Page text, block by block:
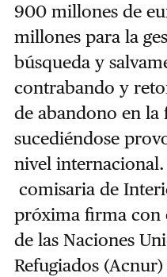
900 millones de
millones para la
búsqueda y
contrabando y
de abandono en la
sucediéndose
nivel
comisaria de
próxima firma con
de las Naciones
Refugiados